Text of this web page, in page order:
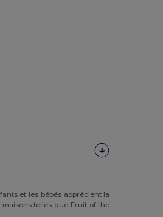
et les bébés apprécient la
telles que Fruit of the